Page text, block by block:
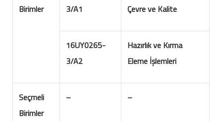
Birimler
3/A1
Çevre ve Kalite
16UY0265-
3/A2
Hazırlık ve Kırma
Eleme İşlemleri
Seçmeli
Birimler
– –